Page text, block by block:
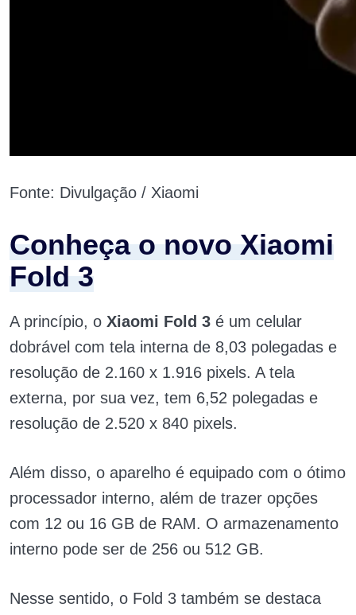
Fonte: Divulgação / Xiaomi
Conheça o novo Xiaomi
Fold 3
A princípio, o Xiaomi Fold 3 é um celular
dobrável com tela interna de 8,03 polegadas e
resolução de 2.160 x 1.916 pixels. A tela
externa, por sua vez, tem 6,52 polegadas e
resolução de 2.520 x 840 pixels.
Além disso, o aparelho é equipado com o ótimo
processador interno, além de trazer opções
com 12 ou 16 GB de RAM. O armazenamento
interno pode ser de 256 ou 512 GB.
Nesse sentido, o Fold 3 também se destaca